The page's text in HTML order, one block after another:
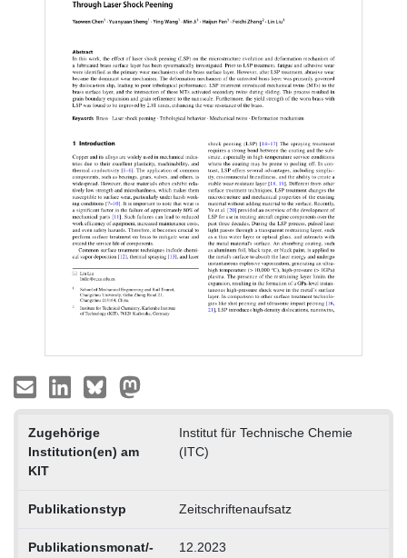
Zugehörige
Institution(en) am
KIT
Institut für Technische Chemie
(ITC)
Publikationstyp Zeitschriftenaufsatz
Publikationsmonat/-
12.2023